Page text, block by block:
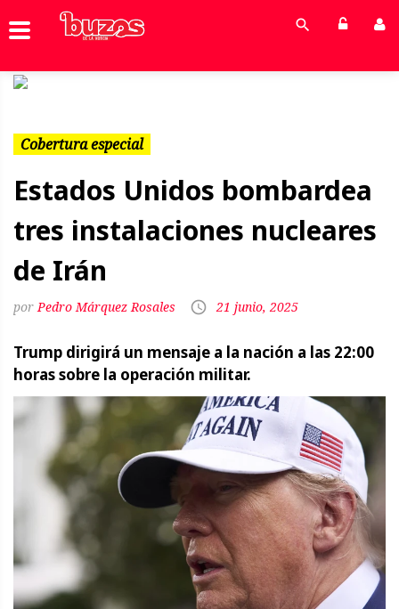
Cobertura especial
Estados Unidos bombardea
tres instalaciones nucleares
de Irán
Pedro Márquez Rosales 21 junio, 2025
Trump dirigirá un mensaje a la nación a las 22:00
horas sobre la operación militar.